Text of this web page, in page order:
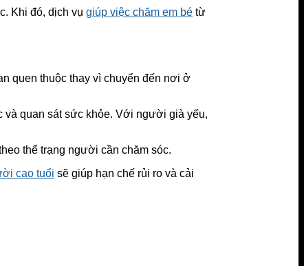
Khi đó, dịch vụ giúp việc chăm em bé từ
quen thuộc thay vì chuyển đến nơi ở
và quan sát sức khỏe. Với người già yếu,
thể trạng người cần chăm sóc.
cao tuổi sẽ giúp hạn chế rủi ro và cải